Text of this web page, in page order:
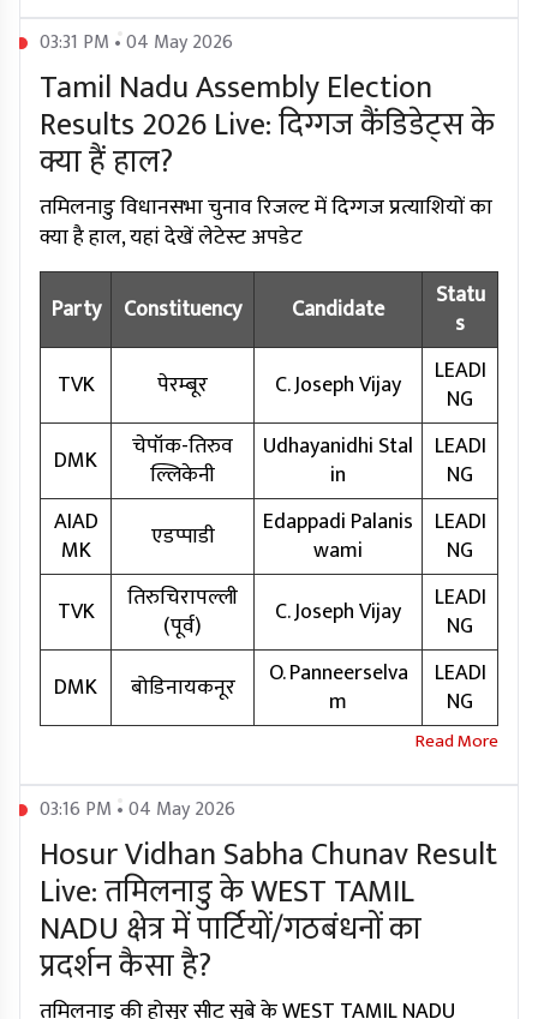
03:31 PM • 04 May 2026
Tamil Nadu Assembly Election
Results 2026 Live: दिग्गज कैंडिडेट्स के
क्या हैं हाल?
तमिलनाडु विधानसभा चुनाव रिजल्ट में दिग्गज प्रत्याशियों का
क्या है हाल, यहां देखें लेटेस्ट अपडेट
Party
Constituency Candidate
Statu
s
TVK
पेरम्बूर C. Joseph Vijay
LEADI
NG
DMK
चेपॉक-तिरुव
ल्लिकेनी
Udhayanidhi Stal
in
LEADI
NG
AIAD
MK
एडप्पाडी
Edappadi Palanis
wami
LEADI
NG
TVK
तिरुचिरापल्ली
(पूर्व)
C. Joseph Vijay
LEADI
NG
DMK
बोडिनायकनूर
O. Panneerselva
m
LEADI
NG
03:16 PM • 04 May 2026
Hosur Vidhan Sabha Chunav Result
Live: तमिलनाडु के WEST TAMIL
NADU क्षेत्र में पार्टियों/गठबंधनों का
प्रदर्शन कैसा है?